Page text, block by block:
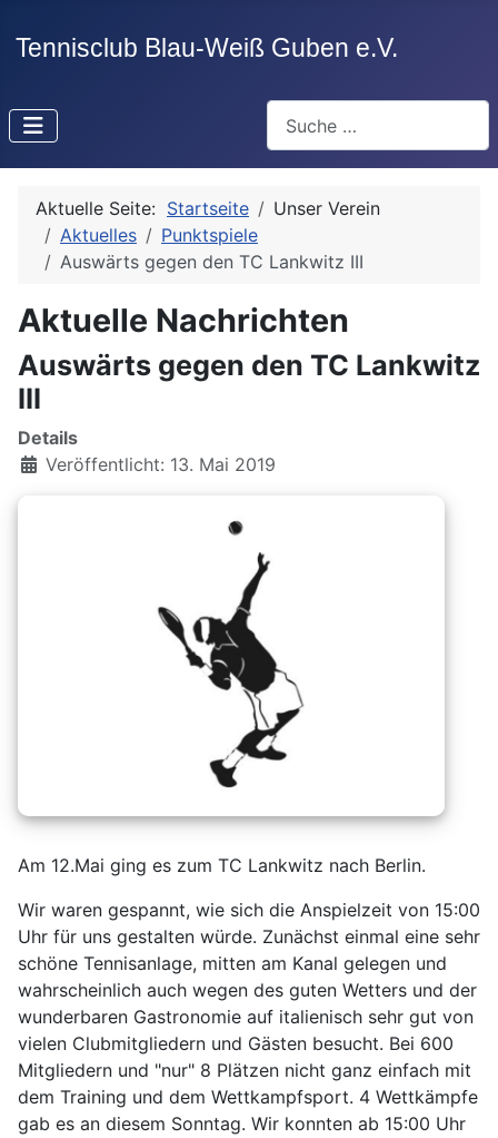
Aktuelle Seite: Startseite
Unser Verein
Aktuelles
Punktspiele
Auswärts gegen den TC Lankwitz III
Aktuelle Nachrichten
Auswärts gegen den TC Lankwitz
III
Details
Veröffentlicht: 13. Mai 2019
Am 12.Mai ging es zum TC Lankwitz nach Berlin.
Wir waren gespannt, wie sich die Anspielzeit von 15:00
Uhr für uns gestalten würde. Zunächst einmal eine sehr
schöne Tennisanlage, mitten am Kanal gelegen und
wahrscheinlich auch wegen des guten Wetters und der
wunderbaren Gastronomie auf italienisch sehr gut von
vielen Clubmitgliedern und Gästen besucht. Bei 600
Mitgliedern und "nur" 8 Plätzen nicht ganz einfach mit
dem Training und dem Wettkampfsport. 4 Wettkämpfe
gab es an diesem Sonntag. Wir konnten ab 15:00 Uhr